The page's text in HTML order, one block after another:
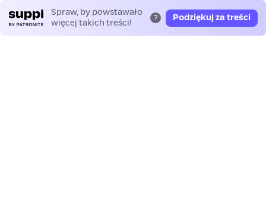
Spraw, by powstawało
więcej takich treści!
? Podziękuj za treści